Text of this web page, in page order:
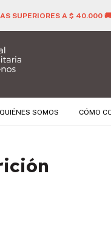
SUPERIORES A $ 40.000 🚚
QUIÉNES SOMOS CÓMO